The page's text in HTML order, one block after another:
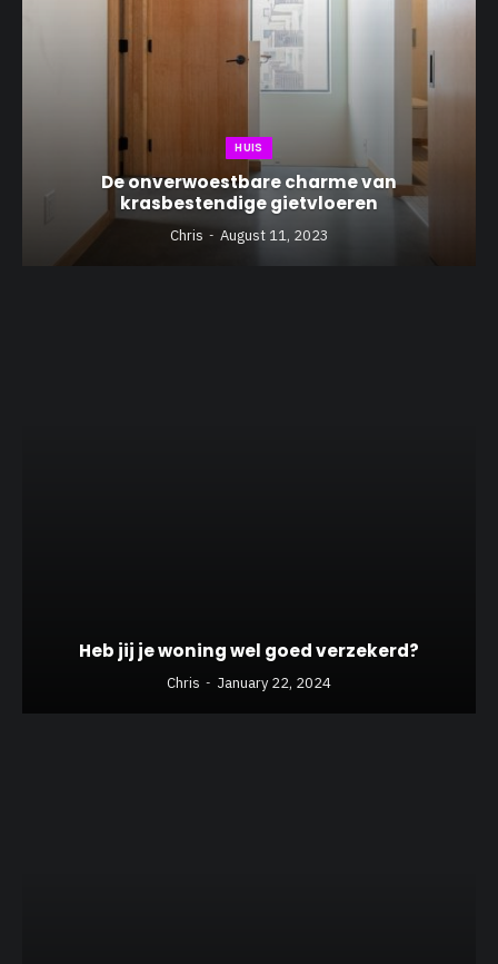
HUIS
De onverwoestbare charme van
krasbestendige gietvloeren
Chris August 11, 2023
Heb jij je woning wel goed verzekerd?
Chris January 22, 2024